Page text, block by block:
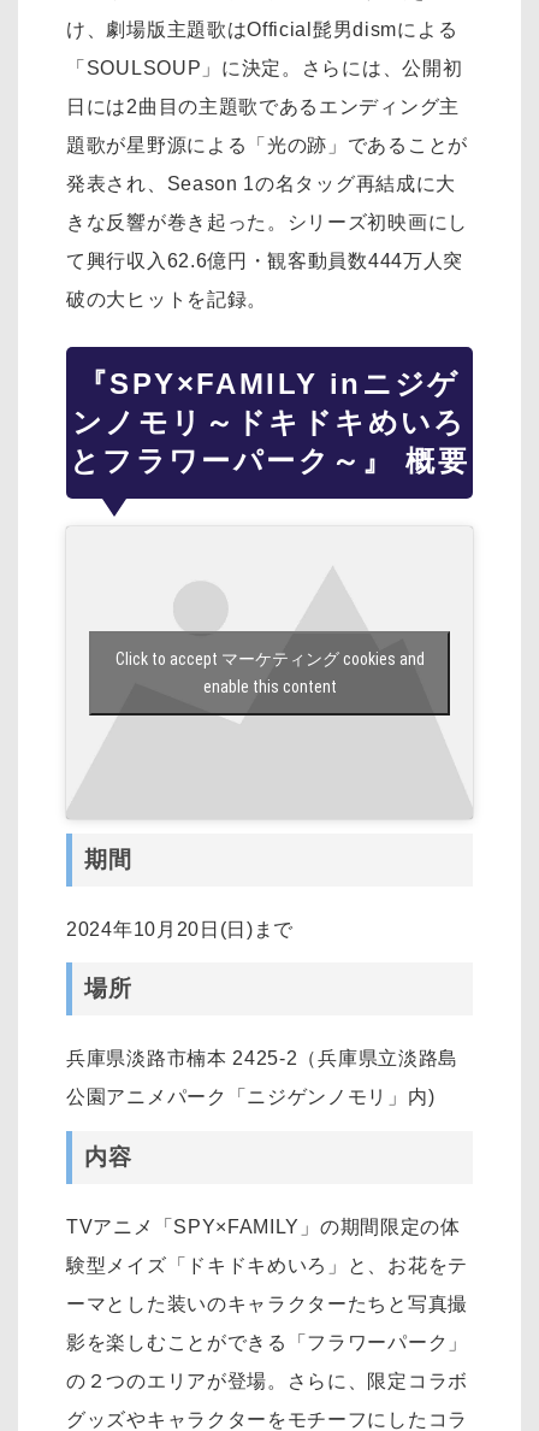
け、劇場版主題歌はOfficial髭男dismによる
「SOULSOUP」に決定。さらには、公開初
日には2曲目の主題歌であるエンディング主
題歌が星野源による「光の跡」であることが
発表され、Season 1の名タッグ再結成に大
きな反響が巻き起った。シリーズ初映画にし
て興行収入62.6億円・観客動員数444万人突
破の大ヒットを記録。
『SPY×FAMILY inニジゲ
ンノモリ～ドキドキめいろ
とフラワーパーク～』 概要
Click to accept マーケティング cookies and
enable this content
期間
2024年10月20日(日)まで
場所
兵庫県淡路市楠本 2425-2（兵庫県立淡路島
公園アニメパーク「ニジゲンノモリ」内)
内容
TVアニメ「SPY×FAMILY」の期間限定の体
験型メイズ「ドキドキめいろ」と、お花をテ
ーマとした装いのキャラクターたちと写真撮
影を楽しむことができる「フラワーパーク」
の２つのエリアが登場。さらに、限定コラボ
グッズやキャラクターをモチーフにしたコラ